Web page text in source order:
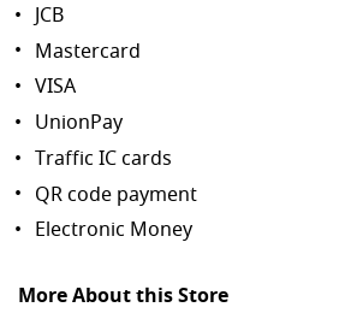
JCB
Mastercard
VISA
UnionPay
Traffic IC cards
QR code payment
Electronic Money
More About this Store